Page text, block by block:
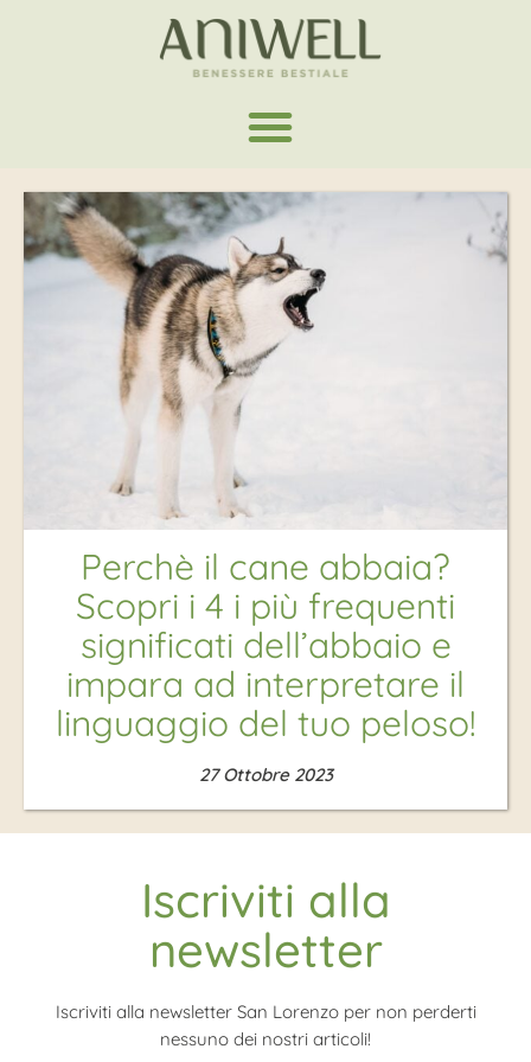
Perchè il cane abbaia?
Scopri i 4 i più frequenti
significati dell’abbaio e
impara ad interpretare il
linguaggio del tuo peloso!
27 Ottobre 2023
Iscriviti alla
newsletter
Iscriviti alla newsletter San Lorenzo per non perderti
nessuno dei nostri articoli!